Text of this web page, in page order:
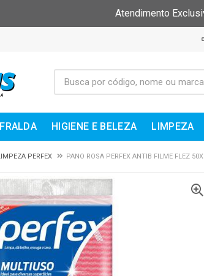
Atendimento
FRALDA HIGIENE E BELEZA LIMPEZA
PERFEX PANO ROSA PERFEX ANTIB FILME FLEZ